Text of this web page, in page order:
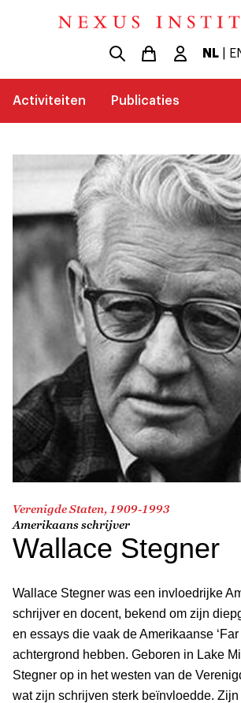
NL|
Activiteiten Publicaties
Verenigde Staten, 1909-1993
Amerikaans schrijver
Wallace Stegner
Wallace Stegner was een invloedrijke
schrijver en docent, bekend om zijn
en essays die vaak de Amerikaanse ‘Far
achtergrond hebben. Geboren in Lake
Stegner op in het westen van de
wat zijn schrijven sterk beïnvloedde.